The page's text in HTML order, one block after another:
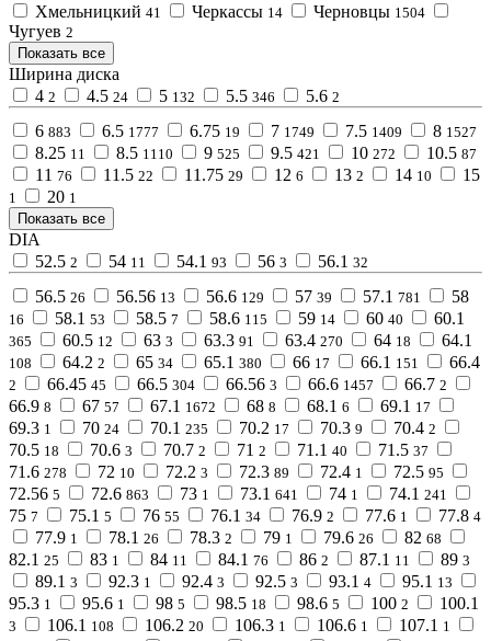
Хмельницкий 41 Черкассы 14 Черновцы 1504
Чугуев 2
Показать все
Ширина диска
4 2 4.5 24 5 132 5.5 346 5.6 2
6 883 6.5 1777 6.75 19 7 1749 7.5 1409 8 1527
8.25 11 8.5 1110 9 525 9.5 421 10 272 10.5 87
11 76 11.5 22 11.75 29 12 6 13 2 14 10 15
1 20 1
Показать все
DIA
52.5 2 54 11 54.1 93 56 3 56.1 32
56.5 26 56.56 13 56.6 129 57 39 57.1 781 58
16 58.1 53 58.5 7 58.6 115 59 14 60 40 60.1
365 60.5 12 63 3 63.3 91 63.4 270 64 18 64.1
108 64.2 2 65 34 65.1 380 66 17 66.1 151 66.4
2 66.45 45 66.5 304 66.56 3 66.6 1457 66.7 2
66.9 8 67 57 67.1 1672 68 8 68.1 6 69.1 17
69.3 1 70 24 70.1 235 70.2 17 70.3 9 70.4 2
70.5 18 70.6 3 70.7 2 71 2 71.1 40 71.5 37
71.6 278 72 10 72.2 3 72.3 89 72.4 1 72.5 95
72.56 5 72.6 863 73 1 73.1 641 74 1 74.1 241
75 7 75.1 5 76 55 76.1 34 76.9 2 77.6 1 77.8 4
77.9 1 78.1 26 78.3 2 79 1 79.6 26 82 68
82.1 25 83 1 84 11 84.1 76 86 2 87.1 11 89 3
89.1 3 92.3 1 92.4 3 92.5 3 93.1 4 95.1 13
95.3 1 95.6 1 98 5 98.5 18 98.6 5 100 2 100.1
3 106.1 108 106.2 20 106.3 1 106.6 1 107.1 1